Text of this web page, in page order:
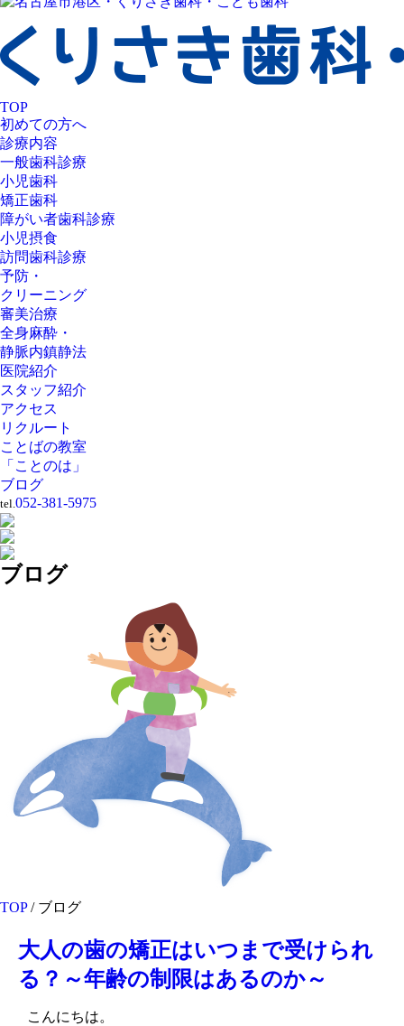
TOP
初めての方へ
診療内容
一般歯科診療
小児歯科
矯正歯科
障がい者歯科診療
小児摂食
訪問歯科診療
予防・
クリーニング
審美治療
全身麻酔・
静脈内鎮静法
医院紹介
スタッフ紹介
アクセス
リクルート
ことばの教室
「ことのは」
ブログ
tel.052-381-5975
ブログ
TOP/ ブログ
大人の歯の矯正はいつまで受けられ
る？～年齢の制限はあるのか～
こんにちは。